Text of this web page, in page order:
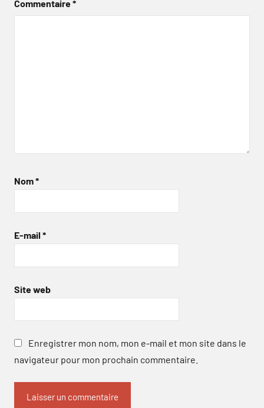
Commentaire*
Nom*
E-mail *
Site web
Enregistrer mon nom, mon e-mail et mon site dans le
navigateur pour mon prochain commentaire.